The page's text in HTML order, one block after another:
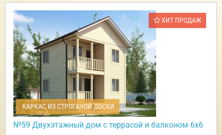
ХИТ ПРОДАЖ
КАРКАС ИЗ СТРОГАНОЙ ДОСКИ
№59 Двухэтажный дом с террасой и балконом 6х6